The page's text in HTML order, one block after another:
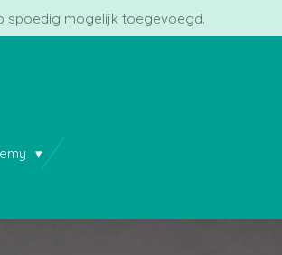
spoedig mogelijk toegevoegd.